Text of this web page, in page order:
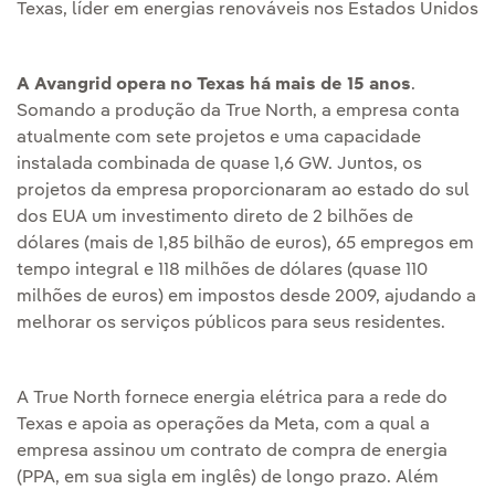
Texas, líder em energias renováveis nos Estados Unidos
A Avangrid opera no Texas há mais de 15 anos.
Somando a produção da True North, a empresa conta
atualmente com sete projetos e uma capacidade
instalada combinada de quase 1,6 GW. Juntos, os
projetos da empresa proporcionaram ao estado do sul
dos EUA um investimento direto de 2 bilhões de
dólares (mais de 1,85 bilhão de euros), 65 empregos em
tempo integral e 118 milhões de dólares (quase 110
milhões de euros) em impostos desde 2009, ajudando a
melhorar os serviços públicos para seus residentes.
A True North fornece energia elétrica para a rede do
Texas e apoia as operações da Meta, com a qual a
empresa assinou um contrato de compra de energia
(PPA, em sua sigla em inglês) de longo prazo. Além